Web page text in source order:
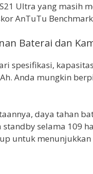
Ultra yang masih
AnTuTu
Baterai dan
spesifikasi,
Anda mungkin
daya tahan
standby selama 109
untuk